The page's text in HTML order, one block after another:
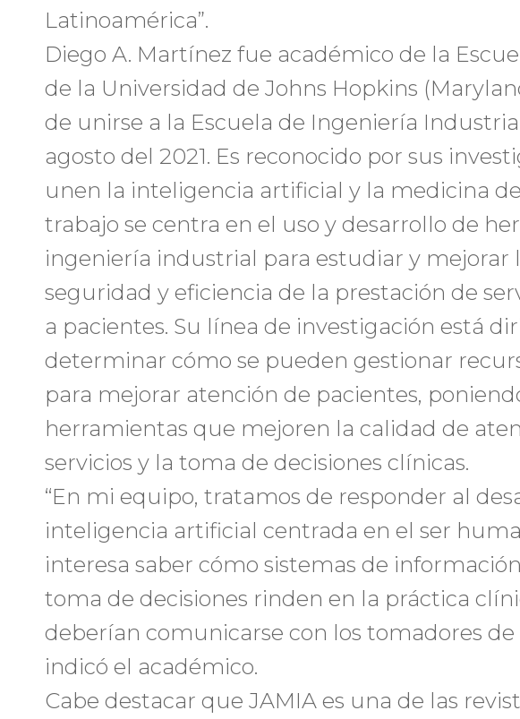
Latinoamérica”.
Diego A. Martínez fue académico de la
de la Universidad de Johns Hopkins
de unirse a la Escuela de Ingeniería
agosto del 2021. Es reconocido por sus
unen la inteligencia artificial y la medicina
trabajo se centra en el uso y desarrollo de
ingeniería industrial para estudiar y mejorar
seguridad y eficiencia de la prestación de
a pacientes. Su línea de investigación está
determinar cómo se pueden gestionar
para mejorar atención de pacientes,
herramientas que mejoren la calidad de
servicios y la toma de decisiones clínicas.
“En mi equipo, tratamos de responder al
inteligencia artificial centrada en el ser
interesa saber cómo sistemas de
toma de decisiones rinden en la práctica
deberían comunicarse con los tomadores de
indicó el académico.
Cabe destacar que JAMIA es una de las